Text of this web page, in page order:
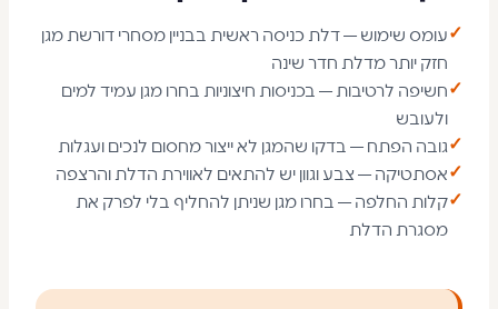
✓ עומס שימוש — דלת כניסה ראשית בבניין מסחרי דורשת מגן
חזק יותר מדלת חדר שינה
✓ חשיפה לרטיבות — בכניסות חיצוניות בחרו מגן עמיד למים
ולעובש
✓ גובה הפתח — בדקו שהמגן לא ייצור מחסום לנכים ועגלות
✓ אסתטיקה — צבע וגוון יש להתאים לאווירת הדלת והרצפה
✓קלות החלפה — בחרו מגן שניתן להחליף בלי לפרק את
מסגרת הדלת